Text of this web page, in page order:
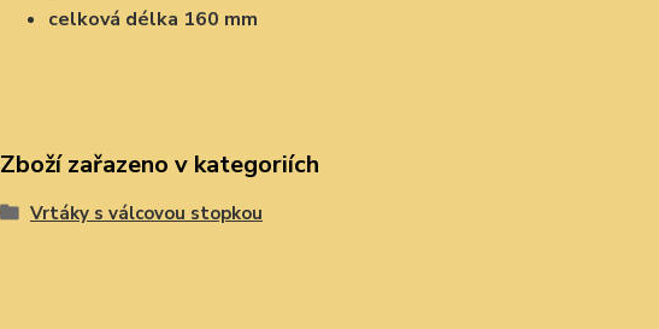
celková délka 160 mm
Zboží zařazeno v kategoriích
Vrtáky s válcovou stopkou